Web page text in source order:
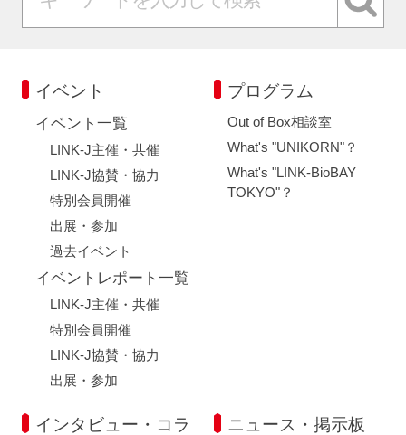
イベント
イベント一覧
LINK-J主催・共催
LINK-J協賛・協力
特別会員開催
出展・参加
過去イベント
イベントレポート一覧
LINK-J主催・共催
特別会員開催
LINK-J協賛・協力
出展・参加
プログラム
Out of Box相談室
What's "UNIKORN"？
What's "LINK-BioBAY
TOKYO"？
インタビュー・コラ
ニュース・掲示板